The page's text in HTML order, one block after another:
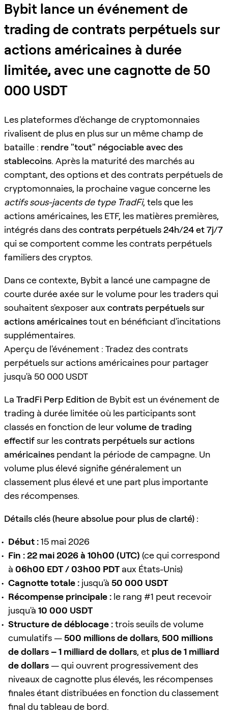
Bybit lance un événement de
trading de contrats perpétuels sur
actions américaines à durée
limitée, avec une cagnotte de 50
000 USDT
Les plateformes d'échange de cryptomonnaies
rivalisent de plus en plus sur un même champ de
bataille : rendre "tout" négociable avec des
stablecoins. Après la maturité des marchés au
comptant, des options et des contrats perpétuels de
cryptomonnaies, la prochaine vague concerne les
actifs sous-jacents de type TradFi, tels que les
actions américaines, les ETF, les matières premières,
intégrés dans descontrats perpétuels 24h/24 et 7j/7
qui se comportent comme les contrats perpétuels
familiers des cryptos.
Dans ce contexte, Bybit a lancé une campagne de
courte durée axée sur le volume pour les traders qui
souhaitent s'exposer aux contrats perpétuels sur
actions américainestout en bénéficiant d'incitations
supplémentaires.
Aperçu de l'événement : Tradez des contrats
perpétuels sur actions américaines pour partager
jusqu'à 50 000 USDT
La TradFi Perp Editionde Bybit est un événement de
trading à durée limitée où les participants sont
classés en fonction de leurvolume de trading
effectifsur lescontrats perpétuels sur actions
américaines pendant la période de campagne. Un
volume plus élevé signifie généralement un
classement plus élevé et une part plus importante
des récompenses.
Détails clés (heure absolue pour plus de clarté) :
Début :15 mai 2026
Fin :22 mai 2026 à 10h00 (UTC) (ce qui correspond
à 06h00 EDT / 03h00 PDTaux États-Unis)
Cagnotte totale : jusqu'à 50 000 USDT
Récompense principale : le rang #1 peut recevoir
jusqu'à 10 000 USDT
Structure de déblocage :trois seuils de volume
cumulatifs —500 millions de dollars, 500 millions
de dollars – 1 milliard de dollars, et plus de 1 milliard
de dollars— qui ouvrent progressivement des
niveaux de cagnotte plus élevés, les récompenses
finales étant distribuées en fonction du classement
final du tableau de bord.